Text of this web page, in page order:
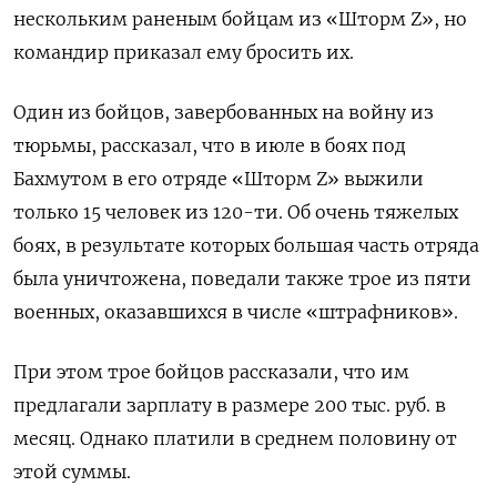
нескольким раненым бойцам из «Шторм Z», но
командир приказал ему бросить их.
Один из бойцов, завербованных на войну из
тюрьмы, рассказал, что в июле в боях под
Бахмутом в его отряде «Шторм Z» выжили
только 15 человек из 120-ти. Об очень тяжелых
боях, в результате которых большая часть отряда
была уничтожена, поведали также трое из пяти
военных, оказавшихся в числе «штрафников».
При этом трое бойцов рассказали, что им
предлагали зарплату в размере 200 тыс. руб. в
месяц. Однако платили в среднем половину от
этой суммы.